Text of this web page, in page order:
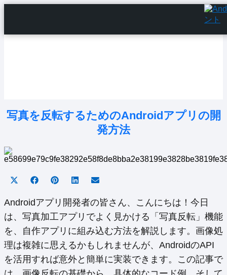
写真を反転するためのAndroidアプリの開
発方法
Share
X
(Twitter)
Share
Facebook
Share
Pinterest
Share
LinkedInEmail
Androidアプリ開発者の皆さん、こんにちは！今日
は、写真加工アプリでよく見かける「写真反転」機能
を、自作アプリに組み込む方法を解説します。画像処
理は複雑に思えるかもしれませんが、AndroidのAPI
を活用すれば意外と簡単に実装できます。この記事で